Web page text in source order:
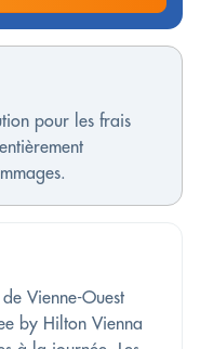
pour les frais
Vienne-Ouest
by Hilton Vienna